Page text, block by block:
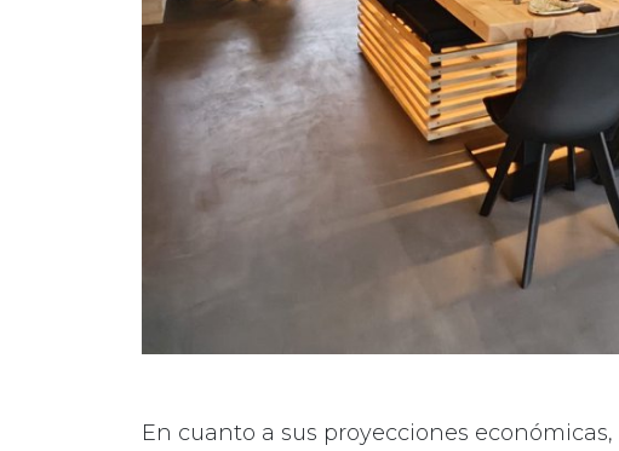
En cuanto a sus proyecciones económicas,